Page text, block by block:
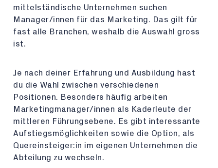
mittelständische Unternehmen suchen
Manager/innen für das Marketing. Das gilt für
fast alle Branchen, weshalb die Auswahl gross
ist.
Je nach deiner Erfahrung und Ausbildung hast
du die Wahl zwischen verschiedenen
Positionen. Besonders häufig arbeiten
Marketingmanager/innen als Kaderleute der
mittleren Führungsebene. Es gibt interessante
Aufstiegsmöglichkeiten sowie die Option, als
Quereinsteiger:in im eigenen Unternehmen die
Abteilung zu wechseln.